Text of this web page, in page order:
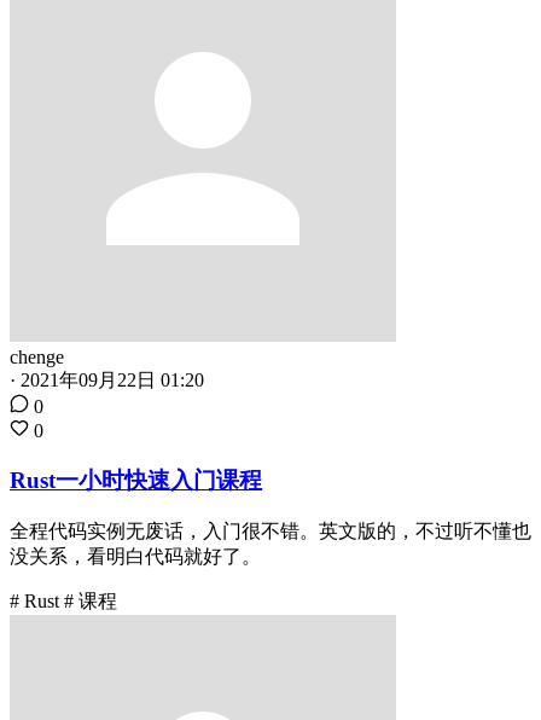
chenge
· 2021年09月22日 01:20
0
0
Rust一小时快速入门课程
全程代码实例无废话，入门很不错。英文版的，不过听不懂也
没关系，看明白代码就好了。
# Rust # 课程